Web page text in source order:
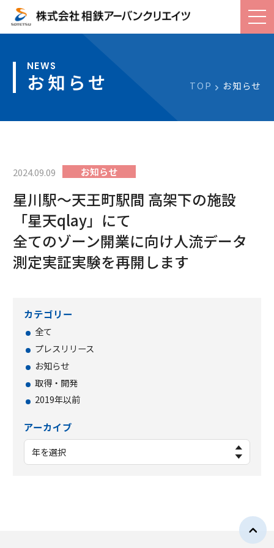
お知らせ TOP お知らせ
2024.09.09 お知らせ
星川駅～天王町駅間 高架下の施設
「星天qlay」にて
全てのゾーン開業に向け人流データ
測定実証実験を再開します
カテゴリー
全て
プレスリリース
お知らせ
取得・開発
2019年以前
アーカイブ